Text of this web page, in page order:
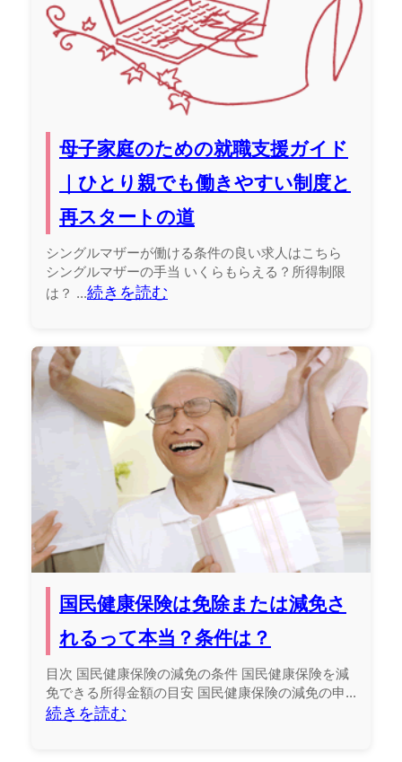
母子家庭のための就職支援ガイド
｜ひとり親でも働きやすい制度と
再スタートの道
シングルマザーが働ける条件の良い求人はこちら
シングルマザーの手当 いくらもらえる？所得制限
は？ ...続きを読む
国民健康保険は免除または減免さ
れるって本当？条件は？
目次 国民健康保険の減免の条件 国民健康保険を減
免できる所得金額の目安 国民健康保険の減免の申...
続きを読む